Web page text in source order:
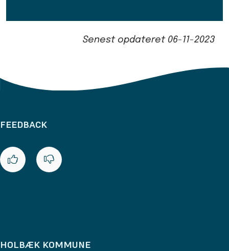
Senest opdateret 06-11-2023
FEEDBACK
HOLBÆK KOMMUNE